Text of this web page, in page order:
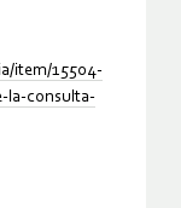
item/15504-
la-consulta-